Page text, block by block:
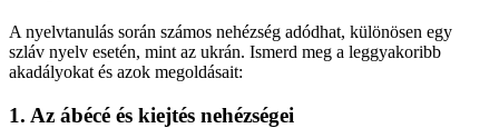
A nyelvtanulás során számos nehézség adódhat, különösen egy
szláv nyelv esetén, mint az ukrán. Ismerd meg a leggyakoribb
akadályokat és azok megoldásait:
1. Az ábécé és kiejtés nehézségei